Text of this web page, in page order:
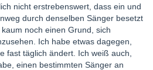
nicht erstrebenswert, dass ein und
durch denselben Sänger besetzt
noch einen Grund, sich
Ich habe etwas dagegen,
fast täglich ändert. Ich weiß auch,
einen bestimmten Sänger an